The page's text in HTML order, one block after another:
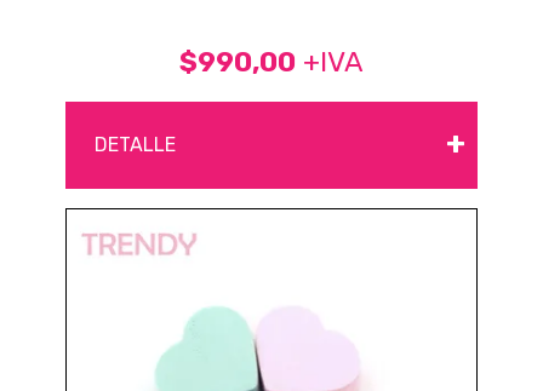
$990,00 +IVA
DETALLE +